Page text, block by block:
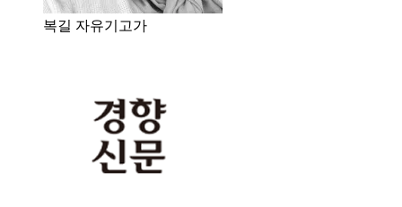
복길 자유기고가